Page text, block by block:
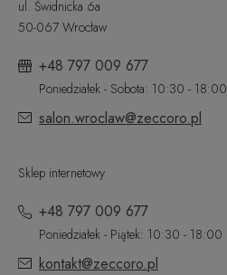
ul. Świdnicka 6a
50-067 Wrocław
+48 797 009 677
Poniedziałek - Sobota: 10:30 - 18:00
salon.wroclaw@zeccoro.pl
Sklep internetowy
+48 797 009 677
Poniedziałek - Piątek: 10:30 - 18:00
kontakt@zeccoro.pl